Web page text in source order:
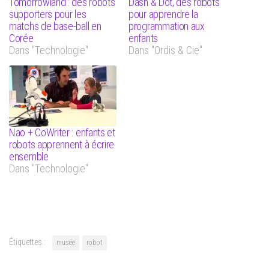
supporters pour les
matchs de base-ball en
Corée
Dans "Technologie"
pour apprendre la
programmation aux
enfants
Dans "Ordis & Cie"
Nao + CoWriter : enfants et
robots apprennent à écrire
ensemble
Dans "Technologie"
Étiquettes : musée robot